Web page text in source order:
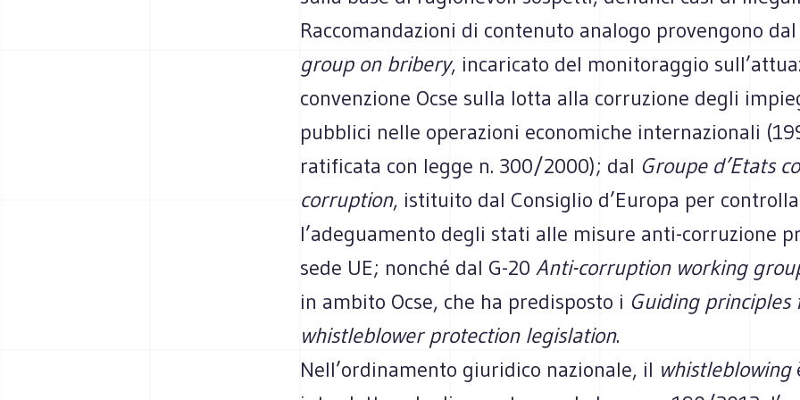
Raccomandazioni di contenuto analogo provengono
group on bribery, incaricato del monitoraggio
convenzione Ocse sulla lotta alla corruzione degli
pubblici nelle operazioni economiche internazionali
ratificata con legge n. 300/2000); dal Groupe d’Etats
corruption, istituito dal Consiglio d’Europa per
l’adeguamento degli stati alle misure anti-corruzione
sede UE; nonché dal G-20 Anti-corruption working
in ambito Ocse, che ha predisposto i Guiding principles
whistleblower protection legislation.
Nell’ordinamento giuridico nazionale, il whistleblowing